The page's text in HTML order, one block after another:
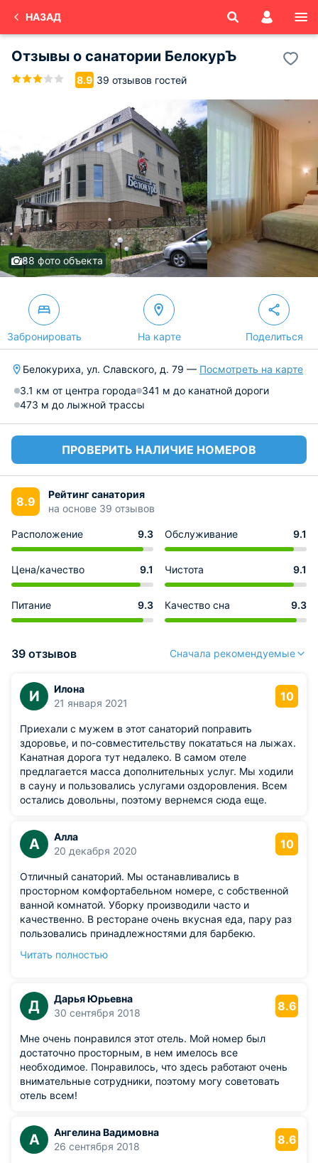
НАЗАД
Отзывы о санатории БелокурЪ
8.9 39 отзывов гостей
88 фото объекта
Забронировать На карте Поделиться
Белокуриха, ул. Славского, д. 79 — Посмотреть на карте
3.1 км от центра города 341 м до канатной дороги
473 м до лыжной трассы
ПРОВЕРИТЬ НАЛИЧИЕ НОМЕРОВ
8.9
Рейтинг санатория
на основе 39 отзывов
Расположение 9.3 Обслуживание 9.1
Цена/качество 9.1 Чистота 9.1
Питание 9.3 Качество сна 9.3
39 отзывов Сначала рекомендуемые
И
Илона
21 января 2021
10
Приехали с мужем в этот санаторий поправить
здоровье, и по-совместительству покататься на лыжах.
Канатная дорога тут недалеко. В самом отеле
предлагается масса дополнительных услуг. Мы ходили
в сауну и пользовались услугами оздоровления. Всем
остались довольны, поэтому вернемся сюда еще.
А
Алла
20 декабря 2020
10
Отличный санаторий. Мы останавливались в
просторном комфортабельном номере, с собственной
ванной комнатой. Уборку производили часто и
качественно. В ресторане очень вкусная еда, пару раз
пользовались принадлежностями для барбекю.
мы сюда приезжали за оздоровительными
Читать полностью
Д
Дарья Юрьевна
30 сентября 2018
8.6
Мне очень понравился этот отель. Мой номер был
достаточно просторным, в нем имелось все
необходимое. Понравилось, что здесь работают очень
внимательные сотрудники, поэтому могу советовать
отель всем!
А
Ангелина Вадимовна
26 сентября 2018
8.6